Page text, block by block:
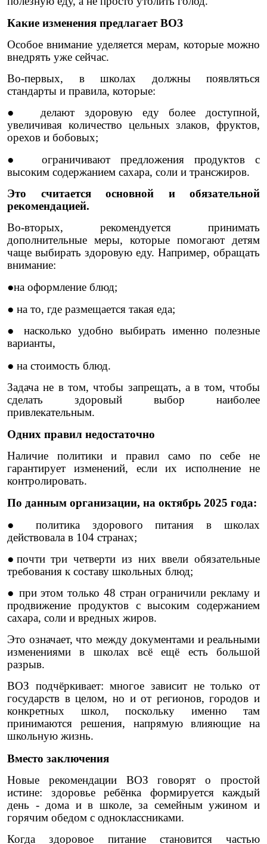
Какие изменения предлагает ВОЗ
Особое внимание уделяется мерам, которые можно
внедрять уже сейчас.
Во-первых, в школах должны появляться
стандарты и правила, которые:
● делают здоровую еду более доступной,
увеличивая количество цельных злаков, фруктов,
орехов и бобовых;
● ограничивают предложения продуктов с
высоким содержанием сахара, соли и трансжиров.
Это считается основной и обязательной
рекомендацией.
Во-вторых, рекомендуется принимать
дополнительные меры, которые помогают детям
чаще выбирать здоровую еду. Например, обращать
внимание:
●на оформление блюд;
● на то, где размещается такая еда;
● насколько удобно выбирать именно полезные
варианты,
● на стоимость блюд.
Задача не в том, чтобы запрещать, а в том, чтобы
сделать здоровый выбор наиболее
привлекательным.
Одних правил недостаточно
Наличие политики и правил само по себе не
гарантирует изменений, если их исполнение не
контролировать.
По данным организации, на октябрь 2025 года:
● политика здорового питания в школах
действовала в 104 странах;
●почти три четверти из них ввели обязательные
требования к составу школьных блюд;
● при этом только 48 стран ограничили рекламу и
продвижение продуктов с высоким содержанием
сахара, соли и вредных жиров.
Это означает, что между документами и реальными
изменениями в школах всё ещё есть большой
разрыв.
ВОЗ подчёркивает: многое зависит не только от
государств в целом, но и от регионов, городов и
конкретных школ, поскольку именно там
принимаются решения, напрямую влияющие на
школьную жизнь.
Вместо заключения
Новые рекомендации ВОЗ говорят о простой
истине: здоровье ребёнка формируется каждый
день - дома и в школе, за семейным ужином и
горячим обедом с одноклассниками.
Когда здоровое питание становится частью